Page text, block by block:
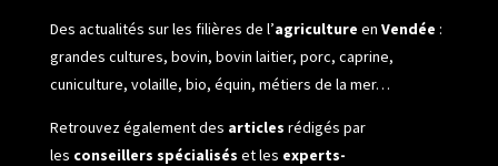
Des actualités sur les filières de l’agriculture en Vendée :
grandes cultures, bovin, bovin laitier, porc, caprine,
cuniculture, volaille, bio, équin, métiers de la mer…
Retrouvez également des articles rédigés par
les conseillers spécialisés et les experts-